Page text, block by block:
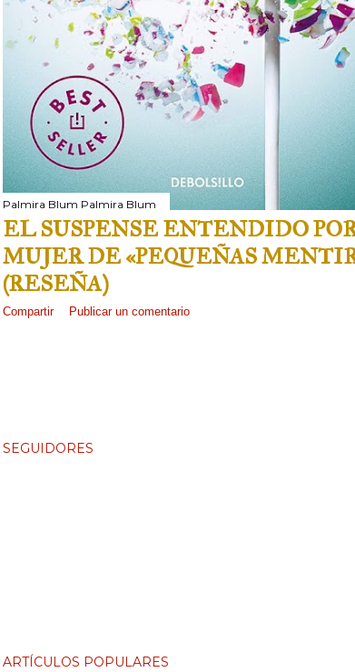
Palmira Blum Palmira Blum
EL SUSPENSE ENTENDIDO
MUJER DE «PEQUEÑAS
(RESEÑA)
Compartir Publicar un comentario
SEGUIDORES
ARTÍCULOS POPULARES